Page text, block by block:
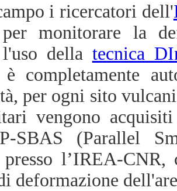
i ricercatori dell'
monitorare la
della tecnica
è completamente
per ogni sito
vengono
SBAS (Parallel
l’IREA-
deformazione